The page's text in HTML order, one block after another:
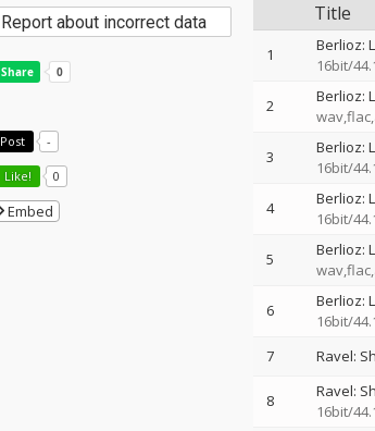
Title
1 Berlioz:
16bit/
2
Berlioz:
3 Berlioz:
16bit/
4 Berlioz:
16bit/
5
Berlioz:
6 Berlioz:
16bit/
7 Ravel:
8 Ravel:
16bit/
Report about incorrect data
Post -
Like! 0
Embed